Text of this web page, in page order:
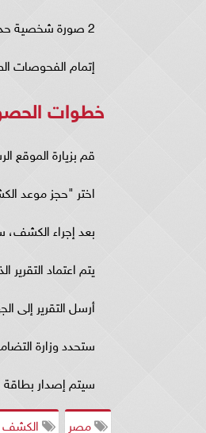
2 صورة شخصية حديثة بحجم 4×6.
إتمام الفحوصات
خطوات
قم بزيارة الموقع
اختر "حجز موعد
بعد إجراء الكشف،
يتم اعتماد
أرسل التقرير إلى
ستحدد وزارة
سيتم إصدار بطاقة
مصر
الكشف